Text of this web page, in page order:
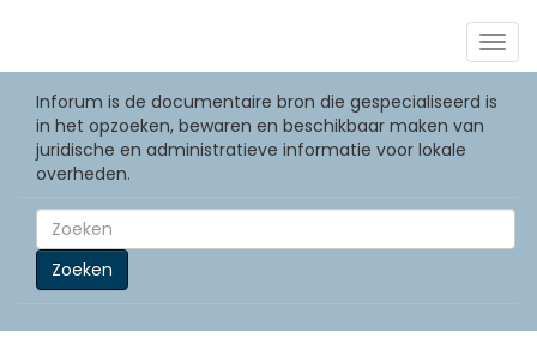
Inforum is de documentaire bron die gespecialiseerd is
in het opzoeken, bewaren en beschikbaar maken van
juridische en administratieve informatie voor lokale
overheden.
Zoeken